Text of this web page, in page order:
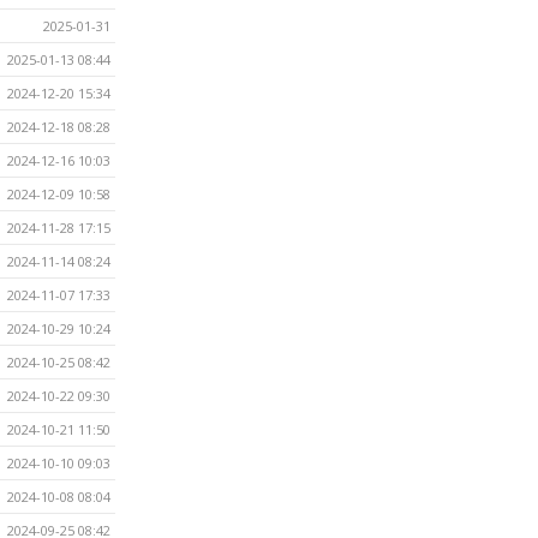
2025-01-31
2025-01-13 08:44
2024-12-20 15:34
2024-12-18 08:28
2024-12-16 10:03
2024-12-09 10:58
2024-11-28 17:15
2024-11-14 08:24
2024-11-07 17:33
2024-10-29 10:24
2024-10-25 08:42
2024-10-22 09:30
2024-10-21 11:50
2024-10-10 09:03
2024-10-08 08:04
2024-09-25 08:42